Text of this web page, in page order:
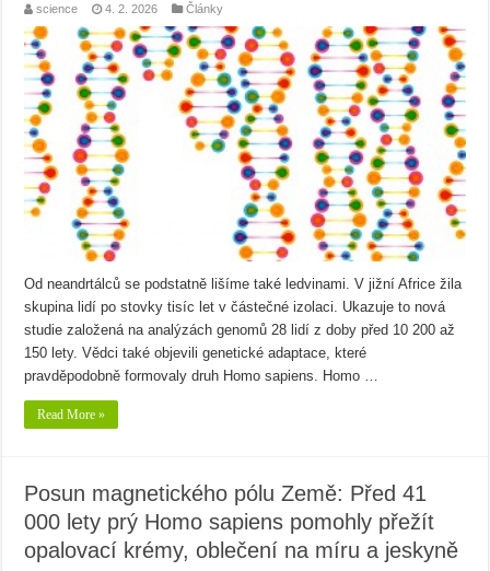
science 4. 2. 2026 Články
Od neandrtálců se podstatně lišíme také ledvinami. V jižní Africe žila
skupina lidí po stovky tisíc let v částečné izolaci. Ukazuje to nová
studie založená na analýzách genomů 28 lidí z doby před 10 200 až
150 lety. Vědci také objevili genetické adaptace, které
pravděpodobně formovaly druh Homo sapiens. Homo …
Read More »
Posun magnetického pólu Země: Před 41
000 lety prý Homo sapiens pomohly přežít
opalovací krémy, oblečení na míru a jeskyně